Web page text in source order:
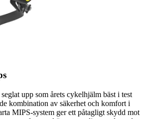
upp som årets cykelhjälm bäst i test
kombination av säkerhet och komfort i
MIPS-system ger ett påtagligt skydd mot